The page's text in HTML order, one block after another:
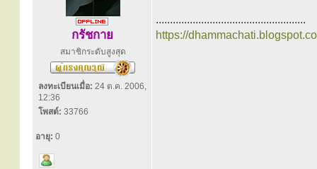
กรัชกาย
สมาชิกระดับสูงสุด
ลงทะเบียนเมื่อ: 24 ต.ค. 2006,
12:36
โพสต์: 33766
อายุ: 0
.....................................................
https://